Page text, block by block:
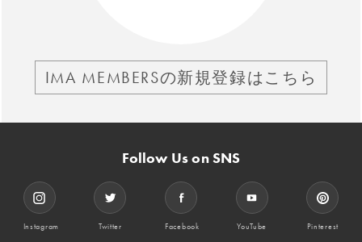
IMA MEMBERSの新規登録はこちら
Follow Us on SNS
Instagram Twitter Facebook YouTube Pinterest